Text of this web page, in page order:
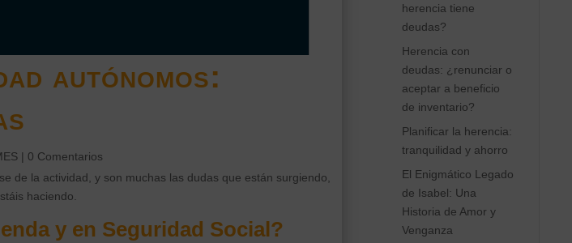
autónomos:
| 0 Comentarios
de la actividad, y son muchas las dudas que están surgiendo,
haciendo.
y en Seguridad Social?
herencia tiene
deudas?
Herencia con
deudas: ¿renunciar o
aceptar a beneficio
de inventario?
Planificar la herencia:
tranquilidad y ahorro
El Enigmático Legado
de Isabel: Una
Historia de Amor y
Venganza